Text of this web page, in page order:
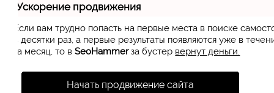
Ускорение продвижения
Если вам трудно попасть на первые места в поиске
в десятки раз, а первые результаты появляются уже в
за месяц, то вSeoHammerза бустер вернут деньги.
Начать продвижение сайта